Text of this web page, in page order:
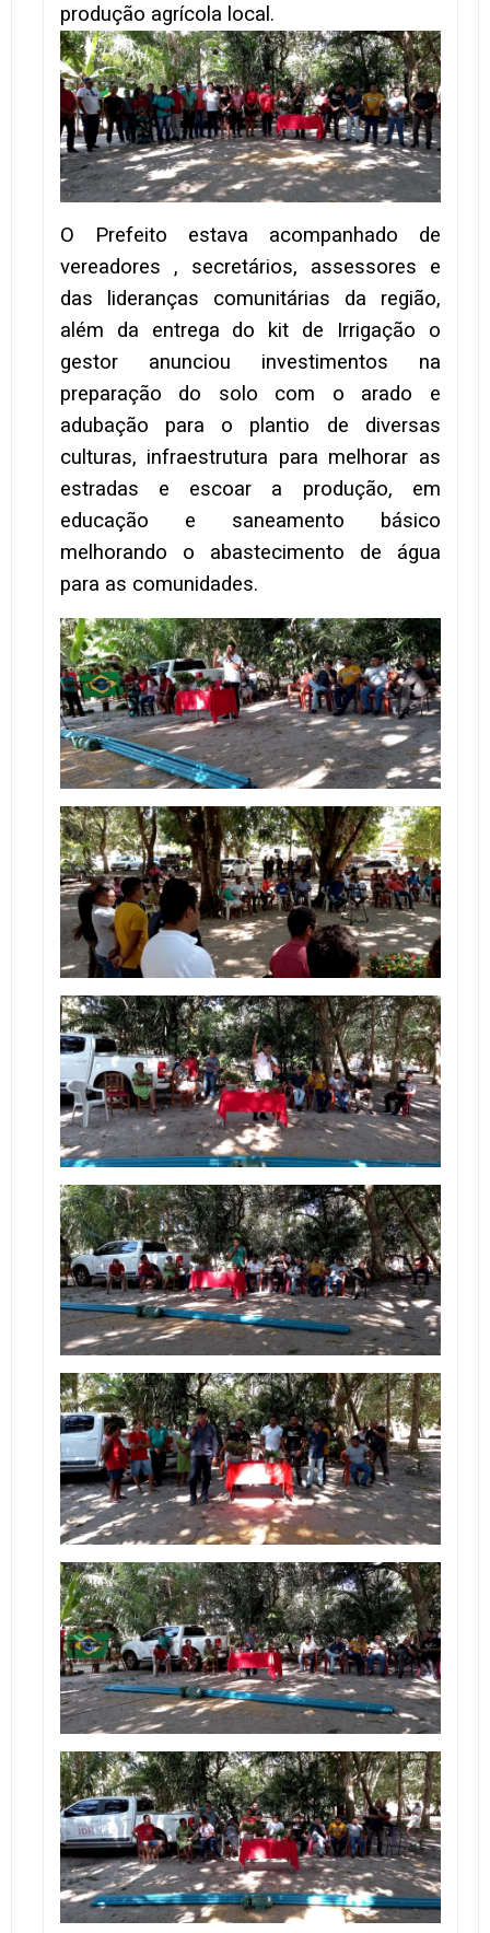
produção agrícola local.
O Prefeito estava acompanhado de
vereadores , secretários, assessores e
das lideranças comunitárias da região,
além da entrega do kit de Irrigação o
gestor anunciou investimentos na
preparação do solo com o arado e
adubação para o plantio de diversas
culturas, infraestrutura para melhorar as
estradas e escoar a produção, em
educação e saneamento básico
melhorando o abastecimento de água
para as comunidades.